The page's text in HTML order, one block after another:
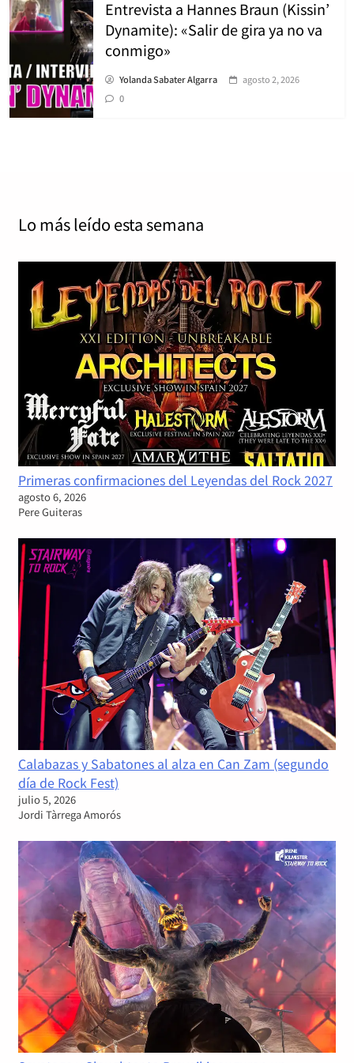
Entrevista a Hannes Braun (Kissin’
Dynamite): «Salir de gira ya no va
conmigo»
Yolanda Sabater Algarra
agosto 2, 2026
0
Lo más leído esta semana
Primeras confirmaciones del Leyendas del Rock 2027
agosto 6, 2026
Pere Guiteras
Calabazas y Sabatones al alza en Can Zam (segundo
día de Rock Fest)
julio 5, 2026
Jordi Tàrrega Amorós